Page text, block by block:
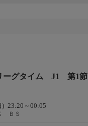
ーグタイム J1 第1節
) 23:20～00:05
ＢＳ